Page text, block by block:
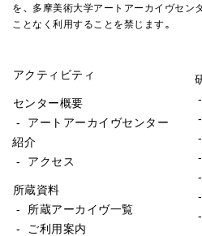
を、多摩美術大学アートアーカイヴセン
ことなく利用することを禁じます。
アクティビティ
センター概要
- アートアーカイヴセンター
紹介
- アクセス
所蔵資料
- 所蔵アーカイヴ一覧
- ご利用案内